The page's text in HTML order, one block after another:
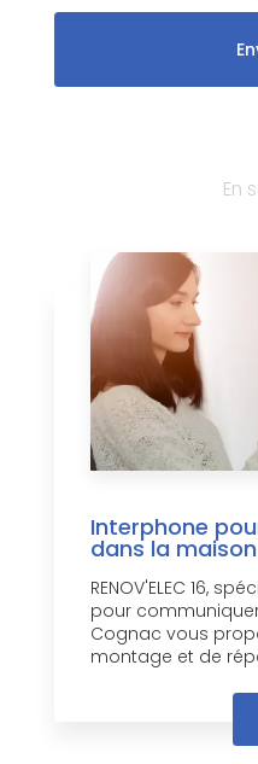
En
Interphone
dans la maison
RENOV'ELEC 16,
pour
Cognac vous
montage et de